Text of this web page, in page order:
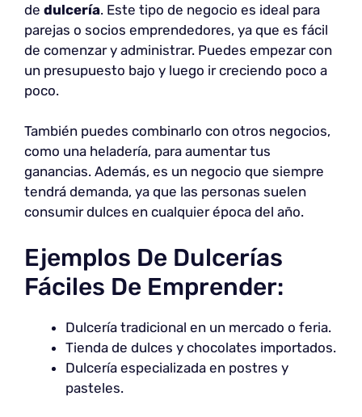
de dulcería. Este tipo de negocio es ideal para
parejas o socios emprendedores, ya que es fácil
de comenzar y administrar. Puedes empezar con
un presupuesto bajo y luego ir creciendo poco a
poco.
También puedes combinarlo con otros negocios,
como una heladería, para aumentar tus
ganancias. Además, es un negocio que siempre
tendrá demanda, ya que las personas suelen
consumir dulces en cualquier época del año.
Ejemplos De Dulcerías
Fáciles De Emprender:
Dulcería tradicional en un mercado o feria.
Tienda de dulces y chocolates importados.
Dulcería especializada en postres y
pasteles.